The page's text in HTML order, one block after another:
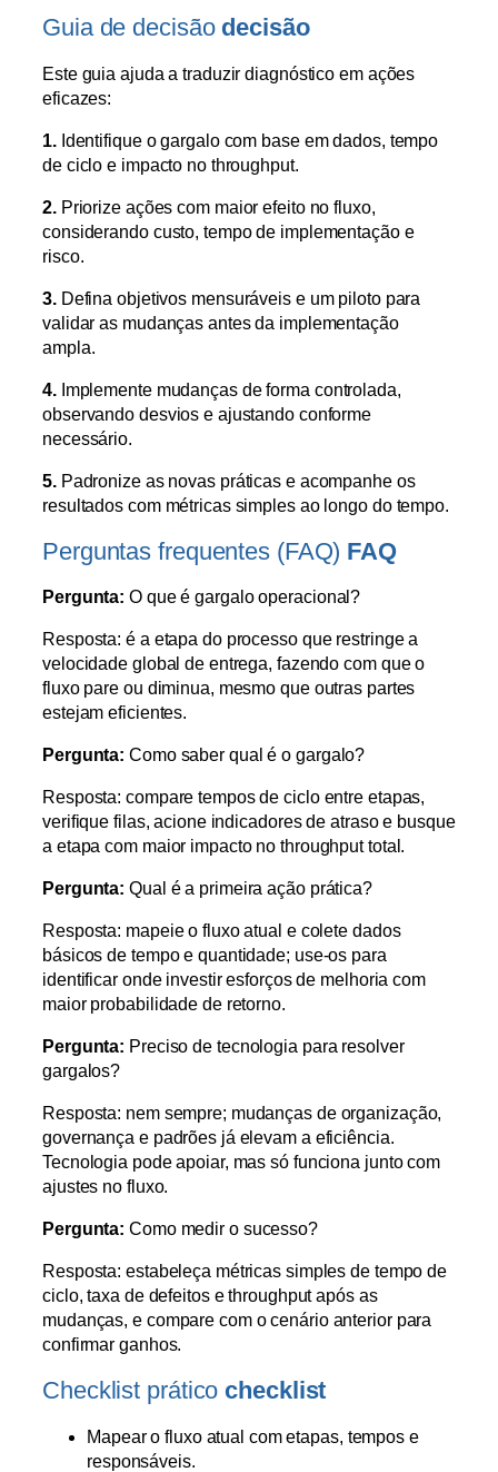
Guia de decisão decisão
Este guia ajuda a traduzir diagnóstico em ações
eficazes:
1.Identifique o gargalo com base em dados, tempo
de ciclo e impacto no throughput.
2.Priorize ações com maior efeito no fluxo,
considerando custo, tempo de implementação e
risco.
3.Defina objetivos mensuráveis e um piloto para
validar as mudanças antes da implementação
ampla.
4.Implemente mudanças de forma controlada,
observando desvios e ajustando conforme
necessário.
5.Padronize as novas práticas e acompanhe os
resultados com métricas simples ao longo do tempo.
Perguntas frequentes (FAQ) FAQ
Pergunta: O que é gargalo operacional?
Resposta: é a etapa do processo que restringe a
velocidade global de entrega, fazendo com que o
fluxo pare ou diminua, mesmo que outras partes
estejam eficientes.
Pergunta: Como saber qual é o gargalo?
Resposta: compare tempos de ciclo entre etapas,
verifique filas, acione indicadores de atraso e busque
a etapa com maior impacto no throughput total.
Pergunta: Qual é a primeira ação prática?
Resposta: mapeie o fluxo atual e colete dados
básicos de tempo e quantidade; use-os para
identificar onde investir esforços de melhoria com
maior probabilidade de retorno.
Pergunta: Preciso de tecnologia para resolver
gargalos?
Resposta: nem sempre; mudanças de organização,
governança e padrões já elevam a eficiência.
Tecnologia pode apoiar, mas só funciona junto com
ajustes no fluxo.
Pergunta: Como medir o sucesso?
Resposta: estabeleça métricas simples de tempo de
ciclo, taxa de defeitos e throughput após as
mudanças, e compare com o cenário anterior para
confirmar ganhos.
Checklist práticochecklist
Mapear o fluxo atual com etapas, tempos e
responsáveis.